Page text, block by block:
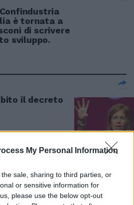
My Personal Information
sale, sharing to third parties, or
or sensitive information for
please use the below opt-out
è tornata a
di scrivere
sviluppo.
il decreto
i più furbi"